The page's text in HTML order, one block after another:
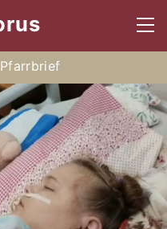
Pfarrbrief